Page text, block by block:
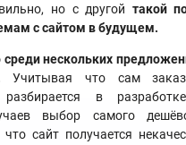
но с другой такой
с сайтом в будущем.
нескольких
Учитывая что сам
в
выбор самого
сайт получается